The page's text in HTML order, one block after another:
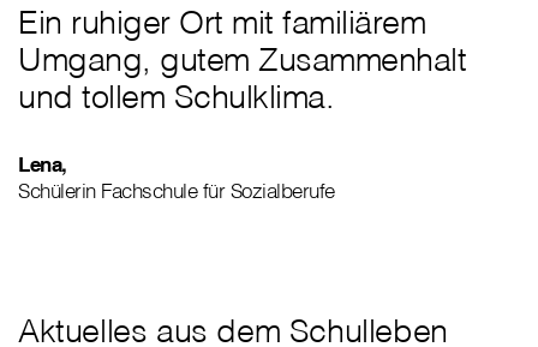
Ein ruhiger Ort mit familiärem
Umgang, gutem Zusammenhalt
und tollem Schulklima.
Lena,
Schülerin Fachschule für Sozialberufe
Aktuelles aus dem Schulleben